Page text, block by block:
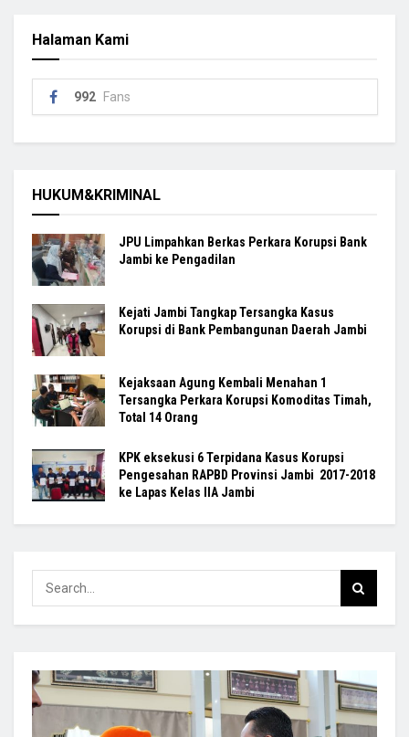
Halaman Kami
992 Fans
HUKUM&KRIMINAL
JPU Limpahkan Berkas Perkara Korupsi Bank
Jambi ke Pengadilan
Kejati Jambi Tangkap Tersangka Kasus
Korupsi di Bank Pembangunan Daerah Jambi
Kejaksaan Agung Kembali Menahan 1
Tersangka Perkara Korupsi Komoditas Timah,
Total 14 Orang
KPK eksekusi 6 Terpidana Kasus Korupsi
Pengesahan RAPBD Provinsi Jambi 2017-2018
ke Lapas Kelas IIA Jambi